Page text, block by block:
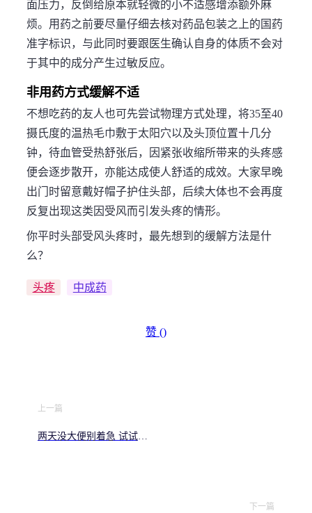
面压力，反倒给原本就轻微的小不适感增添额外麻
烦。用药之前要尽量仔细去核对药品包装之上的国药
准字标识，与此同时要跟医生确认自身的体质不会对
于其中的成分产生过敏反应。
非用药方式缓解不适
不想吃药的友人也可先尝试物理方式处理，将35至40
摄氏度的温热毛巾敷于太阳穴以及头顶位置十几分
钟，待血管受热舒张后，因紧张收缩所带来的头疼感
便会逐步散开，亦能达成使人舒适的成效。大家早晚
出门时留意戴好帽子护住头部，后续大体也不会再度
反复出现这类因受风而引发头疼的情形。
你平时头部受风头疼时，最先想到的缓解方法是什
么？
头疼 中成药
赞 ()
上一篇
两天没大便别着急 试试这
下一篇